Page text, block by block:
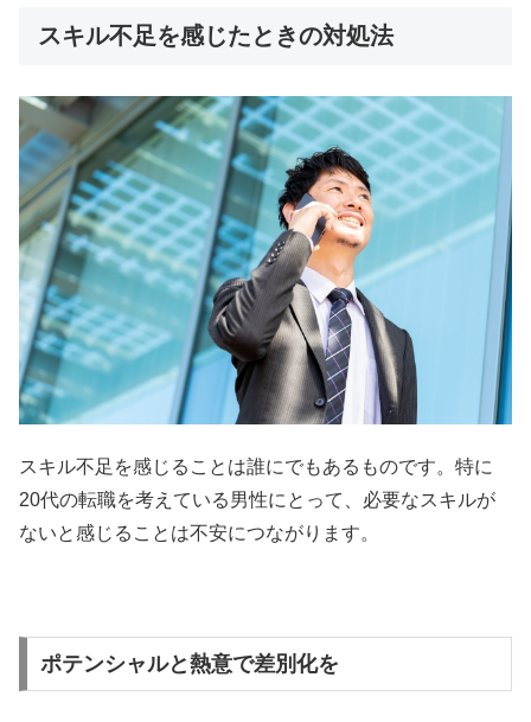
スキル不足を感じたときの対処法
スキル不足を感じることは誰にでもあるものです。特に
20代の転職を考えている男性にとって、必要なスキルが
ないと感じることは不安につながります。
ポテンシャルと熱意で差別化を